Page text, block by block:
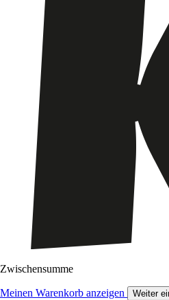
Zwischensumme
Meinen Warenkorb anzeigen Weiter